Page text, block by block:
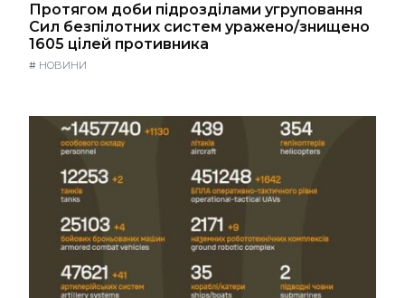
Протягом доби підрозділами угруповання
Сил безпілотних систем уражено/знищено
1605 цілей противника
# НОВИНИ